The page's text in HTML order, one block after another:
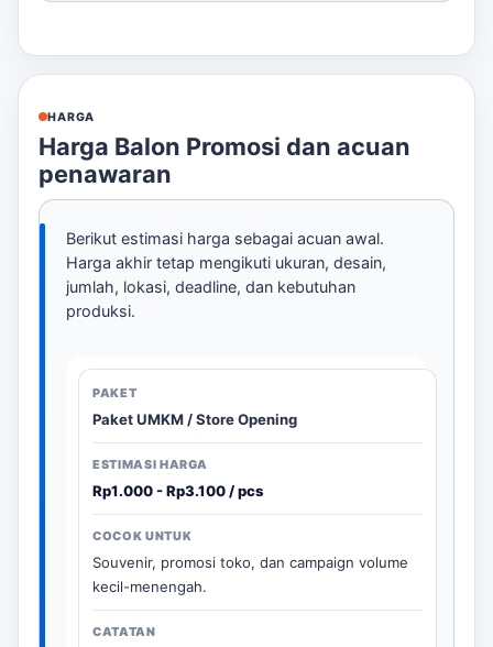
HARGA
Harga Balon Promosi dan acuan
penawaran
Berikut estimasi harga sebagai acuan awal.
Harga akhir tetap mengikuti ukuran, desain,
jumlah, lokasi, deadline, dan kebutuhan
produksi.
Paket UMKM / Store Opening
Rp1.000 - Rp3.100 / pcs
Souvenir, promosi toko, dan campaign volume
kecil-menengah.